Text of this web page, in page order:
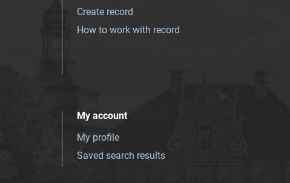
Create record
How to work with record
My account
My profile
Saved search results